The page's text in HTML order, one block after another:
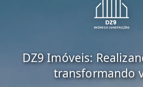
DZ9 Imóveis:
transformando